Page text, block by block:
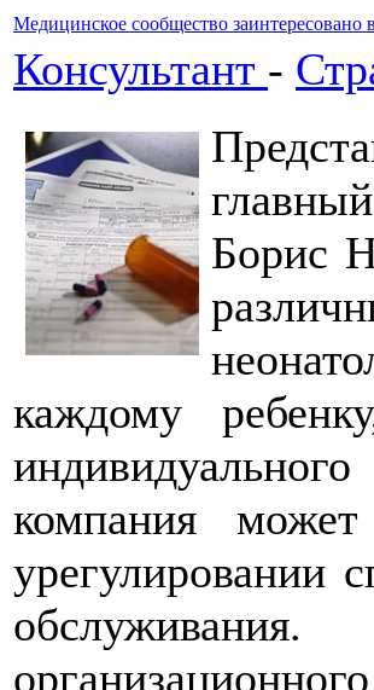
Медицинское сообщество заинтересовано
Консультант -
Борис
каждому
компания
урегулировании